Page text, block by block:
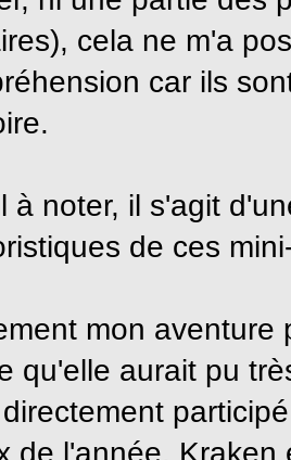
cela ne m'a
car ils
à noter, il s'agit
de ces
mon aventure
qu'elle aurait pu
de l'année.